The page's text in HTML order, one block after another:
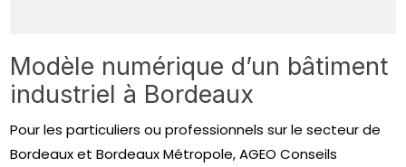
Modèle numérique d’un bâtiment
industriel à Bordeaux
Pour les particuliers ou professionnels sur le secteur de
Bordeaux et Bordeaux Métropole, AGEO Conseils